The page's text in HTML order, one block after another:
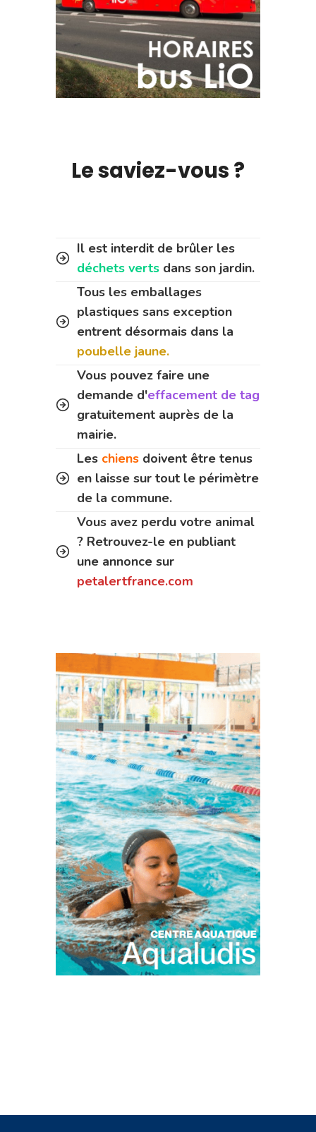
Le saviez-vous ?
Il est interdit de brûler les
déchets verts dans son jardin.
Tous les emballages
plastiques sans exception
entrent désormais dans la
poubelle jaune.
Vous pouvez faire une
demande d'effacement de tag
gratuitement auprès de la
mairie.
Les chiens doivent être tenus
en laisse sur tout le périmètre
de la commune.
Vous avez perdu votre animal
? Retrouvez-le en publiant
une annonce sur
petalertfrance.com